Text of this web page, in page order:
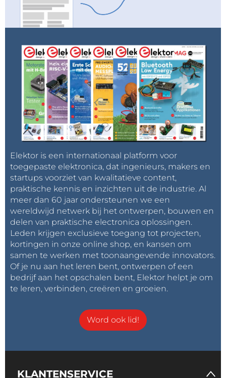
Elektor is een internationaal platform voor
toegepaste elektronica, dat ingenieurs, makers en
startups voorziet van kwalitatieve content,
praktische kennis en inzichten uit de industrie. Al
meer dan 60 jaar ondersteunen we een
wereldwijd netwerk bij het ontwerpen, bouwen en
delen van praktische electronica oplossingen.
Leden krijgen exclusieve toegang tot projecten,
kortingen in onze online shop, en kansen om
samen te werken met toonaangevende innovators.
Of je nu aan het leren bent, ontwerpen of een
bedrijf aan het opschalen bent, Elektor helpt je om
te leren, verbinden, creëren en groeien.
Word ook lid!
KLANTENSERVICE